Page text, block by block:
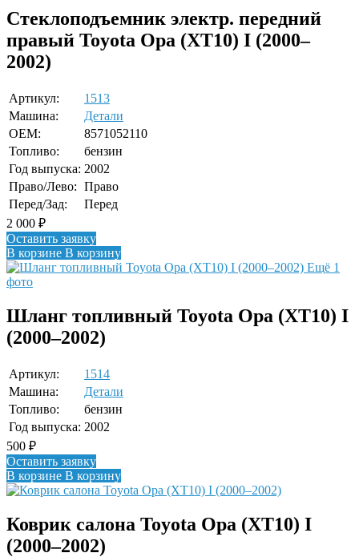
Стеклоподъемник электр. передний
правый Toyota Opa (XT10) I (2000–
2002)
Артикул:
1513
Машина:
Детали
OEM:
8571052110
Топливо:
бензин
Год выпуска: 2002
Право/Лево: Право
Перед/Зад:
Перед
2 000 ₽
Оставить заявку
В корзине В корзину
Ещё 1
фото
Шланг топливный Toyota Opa (XT10) I
(2000–2002)
Артикул:
1514
Машина:
Детали
Топливо:
бензин
Год выпуска: 2002
500 ₽
Оставить заявку
В корзине В корзину
Коврик салона Toyota Opa (XT10) I
(2000–2002)